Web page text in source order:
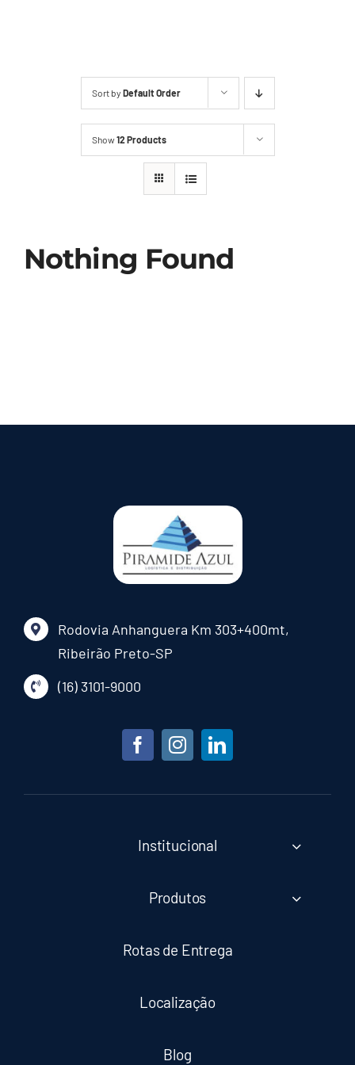
Sort by Default Order
Show12 Products
Nothing Found
Rodovia Anhanguera Km 303+400mt,
Ribeirão Preto-SP
(16) 3101-9000
Institucional
Produtos
Rotas de Entrega
Localização
Blog